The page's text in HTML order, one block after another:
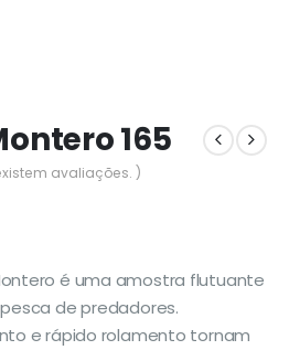
165
avaliações. )
é uma amostra flutuante
de predadores.
e rápido rolamento tornam